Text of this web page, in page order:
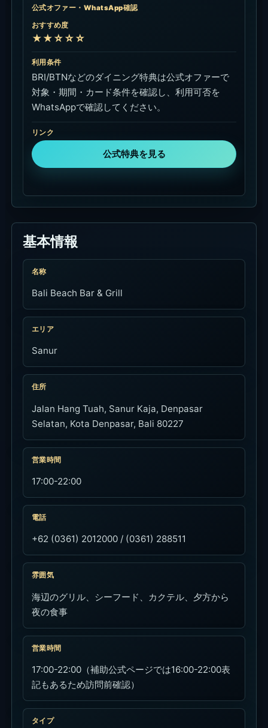
公式オファー・WhatsApp確認
おすすめ度
★★☆☆☆
利用条件
BRI/BTNなどのダイニング特典は公式オファーで
対象・期間・カード条件を確認し、利用可否を
WhatsAppで確認してください。
リンク
公式特典を見る
基本情報
名称
Bali Beach Bar & Grill
エリア
Sanur
住所
Jalan Hang Tuah, Sanur Kaja, Denpasar
Selatan, Kota Denpasar, Bali 80227
営業時間
17:00-22:00
電話
+62 (0361) 2012000 / (0361) 288511
雰囲気
海辺のグリル、シーフード、カクテル、夕方から
夜の食事
営業時間
17:00-22:00（補助公式ページでは16:00-22:00表
記もあるため訪問前確認）
タイプ